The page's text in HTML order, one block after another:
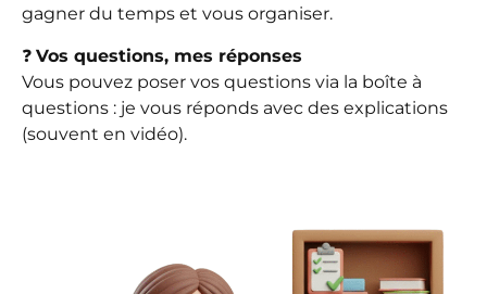
gagner du temps et vous organiser.
❓ Vos questions, mes réponses
Vous pouvez poser vos questions via la boîte à
questions : je vous réponds avec des explications
(souvent en vidéo).